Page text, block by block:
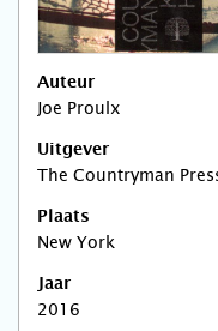
Auteur
Joe Proulx
Uitgever
The Countryman
Plaats
New York
Jaar
2016